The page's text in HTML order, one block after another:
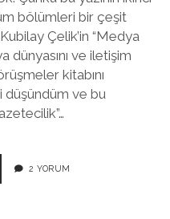
bölümleri bir çeşit
Çelik’in “Medya
dünyasını ve iletişim
kitabını
ve bu
2 YORUM